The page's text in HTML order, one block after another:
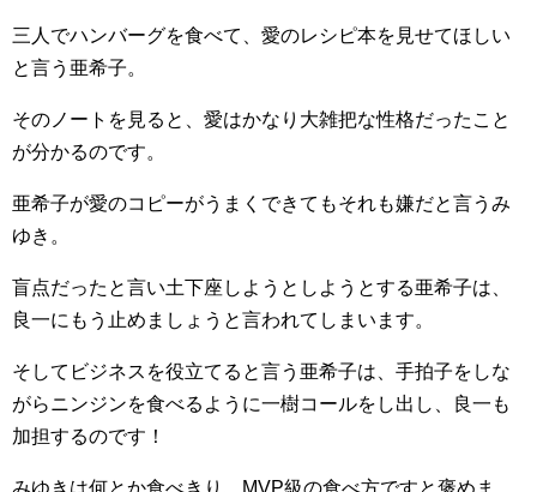
三人でハンバーグを食べて、愛のレシピ本を見せてほしい
と言う亜希子。
そのノートを見ると、愛はかなり大雑把な性格だったこと
が分かるのです。
亜希子が愛のコピーがうまくできてもそれも嫌だと言うみ
ゆき。
盲点だったと言い土下座しようとしようとする亜希子は、
良一にもう止めましょうと言われてしまいます。
そしてビジネスを役立てると言う亜希子は、手拍子をしな
がらニンジンを食べるように一樹コールをし出し、良一も
加担するのです！
みゆきは何とか食べきり、MVP級の食べ方ですと褒めま